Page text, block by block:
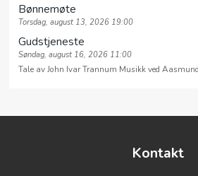
Bønnemøte
Torsdag, august 13, 2026 19:00
Gudstjeneste
Søndag, august 16, 2026 11:00
Tale av John Ivar Trannum Musikk ved
Kontakt